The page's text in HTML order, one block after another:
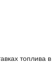
топлива в